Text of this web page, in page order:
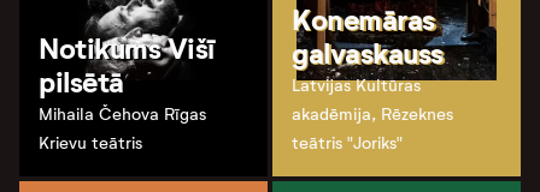
Notikums Višī
pilsētā
Mihaila Čehova Rīgas
Krievu teātris
Konemāras
galvaskauss
Latvijas Kultūras
akadēmija, Rēzeknes
teātris "Joriks"